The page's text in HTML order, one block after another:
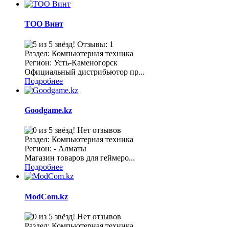
ТОО Винт
Отзывы: 1
Раздел: Компьютерная техника
Регион: Усть-Каменогорск
Официальный дистрибьютор пр...
Подробнее
Goodgame.kz
Нет отзывов
Раздел: Компьютерная техника
Регион: - Алматы
Магазин товаров для геймеро...
Подробнее
ModCom.kz
Нет отзывов